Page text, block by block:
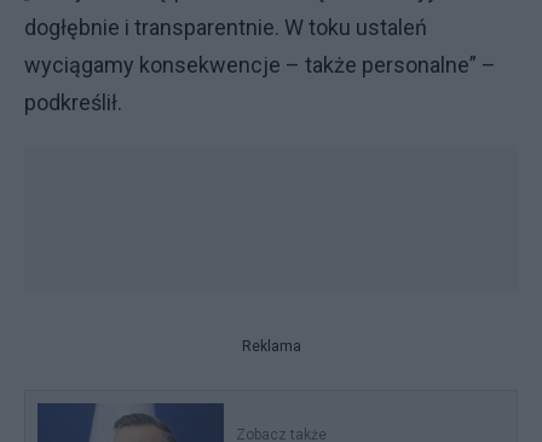
dogłębnie i transparentnie. W toku ustaleń
wyciągamy konsekwencje – także personalne” –
podkreślił.
Reklama
Zobacz także